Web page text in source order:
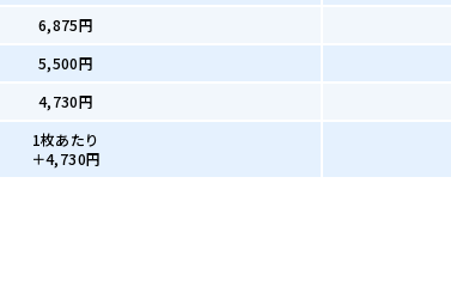
6,875円
5,500円
4,730円
1枚あたり
＋4,730円